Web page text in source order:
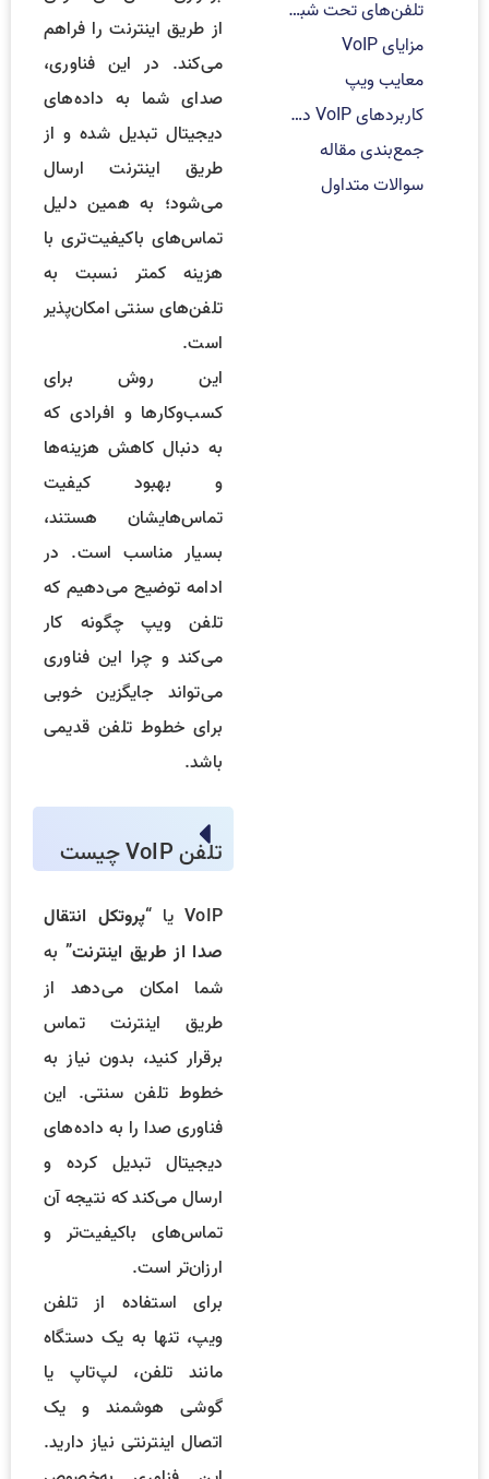
تلفن‌های تحت شبکه یا IP Phone
مزایای VoIP
معایب ویپ
کاربردهای VoIP در کسب‌وکارها
جمع‌بندی مقاله
سوالات متداول
از طریق اینترنت را فراهم
می‌کند. در این فناوری،
صدای شما به داده‌های
دیجیتال تبدیل شده و از
طریق اینترنت ارسال
می‌شود؛ به همین دلیل
تماس‌های باکیفیت‌تری با
هزینه کمتر نسبت به
تلفن‌های سنتی امکان‌پذیر
است.
این روش برای
کسب‌وکارها و افرادی که
به دنبال کاهش هزینه‌ها
و بهبود کیفیت
تماس‌هایشان هستند،
بسیار مناسب است. در
ادامه توضیح می‌دهیم که
تلفن ویپ چگونه کار
می‌کند و چرا این فناوری
می‌تواند جایگزین خوبی
برای خطوط تلفن قدیمی
باشد.
تلفن VoIP چیست
VoIP یا “
پروتکل انتقال
صدا از طریق اینترنت” به
شما امکان می‌دهد از
طریق اینترنت تماس
برقرار کنید، بدون نیاز به
خطوط تلفن سنتی. این
فناوری صدا را به داده‌های
دیجیتال تبدیل کرده و
ارسال می‌کند که نتیجه آن
تماس‌های باکیفیت‌تر و
ارزان‌تر است.
برای استفاده از تلفن
ویپ، تنها به یک دستگاه
مانند تلفن، لپ‌تاپ یا
گوشی هوشمند و یک
اتصال اینترنتی نیاز دارید.